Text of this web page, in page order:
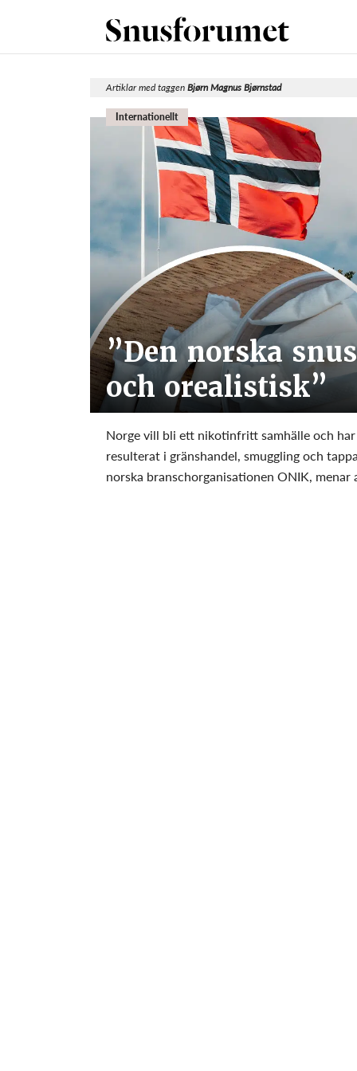
Artiklar med taggenBjørn Magnus Bjørnstad
Internationellt
”Den norska
och orealistisk”
Norge vill bli ett nikotinfritt samhälle och
resulterat i gränshandel, smuggling och
norska branschorganisationen ONIK,